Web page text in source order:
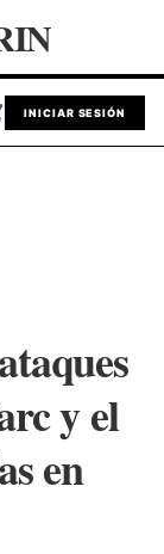
INICIAR SESIÓN
y el
en